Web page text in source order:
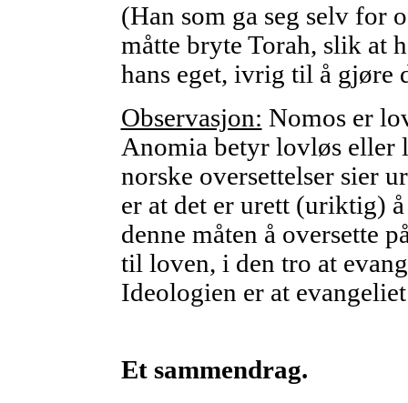
(Han som ga seg selv for
måtte bryte Torah, slik at
hans eget, ivrig til å gjøre
Observasjon: Nomos er
Anomia betyr lovløs eller
norske oversettelser sier
er at det er urett (uriktig)
denne måten å oversette
til loven, i den tro at
Ideologien er at
Et sammendrag.